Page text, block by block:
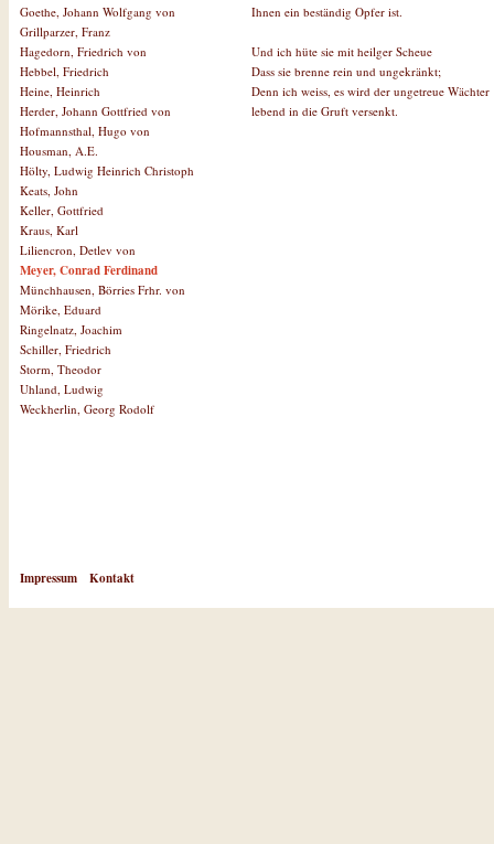
Goethe, Johann Wolfgang von
Grillparzer, Franz
Hagedorn, Friedrich von
Hebbel, Friedrich
Heine, Heinrich
Herder, Johann Gottfried von
Hofmannsthal, Hugo von
Housman, A.E.
Hölty, Ludwig Heinrich Christoph
Keats, John
Keller, Gottfried
Kraus, Karl
Liliencron, Detlev von
Meyer, Conrad Ferdinand
Münchhausen, Börries Frhr. von
Mörike, Eduard
Ringelnatz, Joachim
Schiller, Friedrich
Storm, Theodor
Uhland, Ludwig
Weckherlin, Georg Rodolf
Ihnen ein beständig Opfer ist.
Und ich hüte sie mit heilger Scheue
Dass sie brenne rein und ungekränkt;
Denn ich weiss, es wird der ungetreue Wächter
lebend in die Gruft versenkt.
Impressum Kontakt